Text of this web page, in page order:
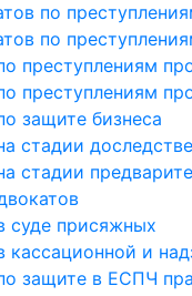
по
по
преступлениям
преступлениям
защите бизнеса
стадии
стадии
суде присяжных
кассационной и
защите в ЕСПЧ